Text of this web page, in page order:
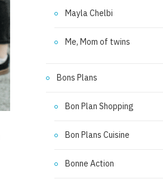
Mayla Chelbi
Me, Mom of twins
Bons Plans
Bon Plan Shopping
Bon Plans Cuisine
Bonne Action